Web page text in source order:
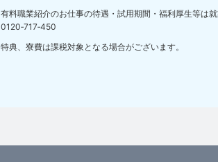
有料職業紹介のお仕事の待遇・試用期間・福利厚生等は
0120‐717‐450
特典、寮費は課税対象となる場合がございます。